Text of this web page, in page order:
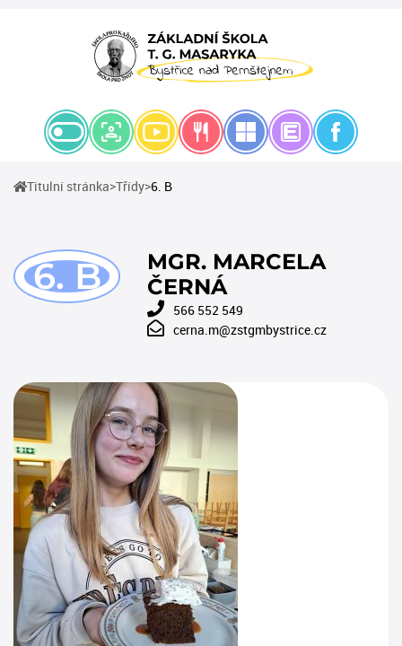
Titulní stránka(current)
Třídy(current)
6. B
6. B
MGR. MARCELA
ČERNÁ
566 552 549
cerna.m@zstgmbystrice.cz